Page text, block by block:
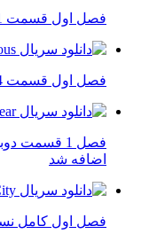
فصل اول قسمت 1 و 2 زیرنویس فارسی قرار گرفت
فصل اول قسمت 4 زیرنویس اضافه شد
اضافه شد
فصل اول کامل